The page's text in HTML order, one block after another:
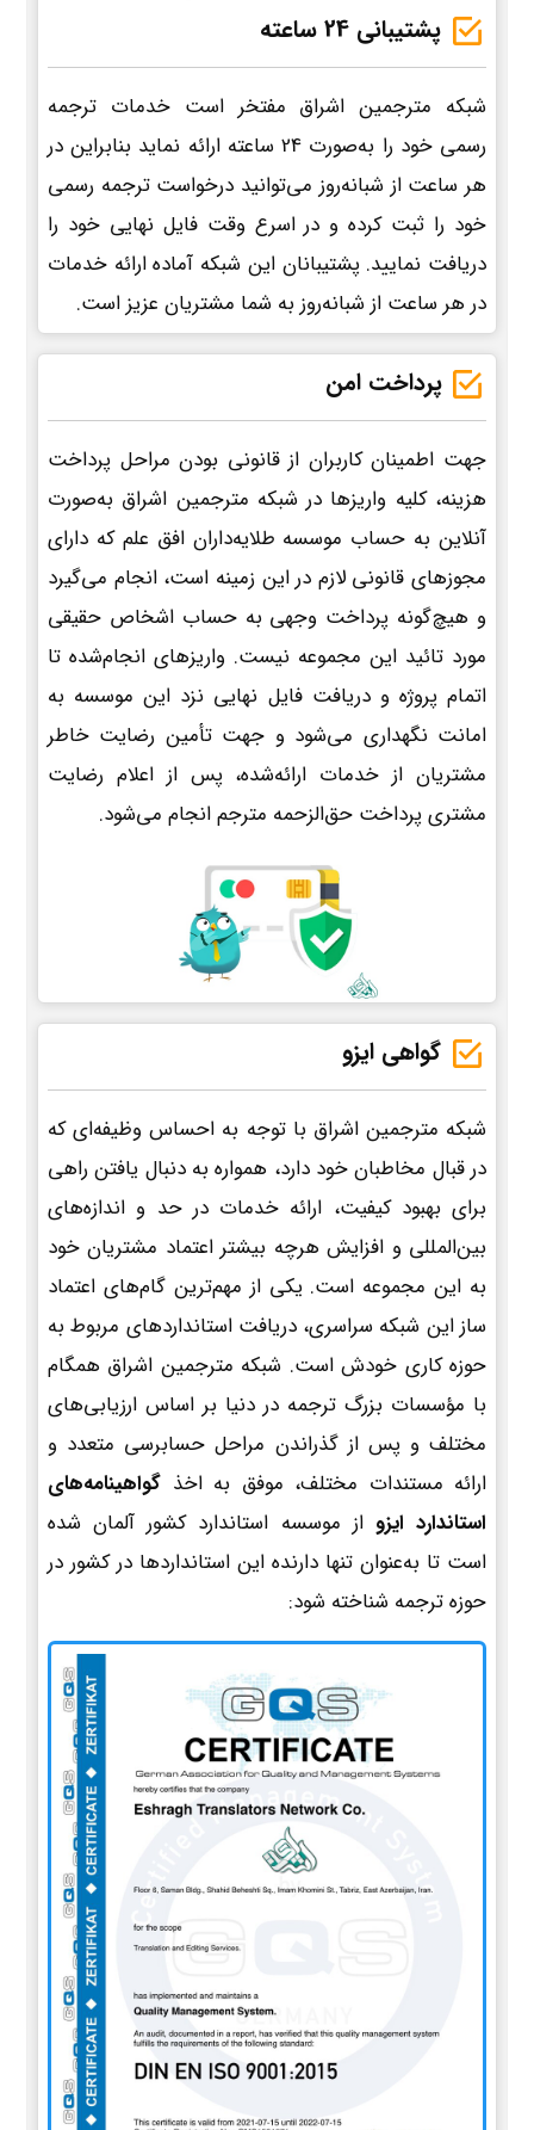
پشتیبانی 24 ساعته
شبکه مترجمین اشراق مفتخر است خدمات ترجمه
رسمی خود را به‌صورت 24 ساعته ارائه نماید بنابراین در
هر ساعت از شبانه‌روز می‌توانید درخواست ترجمه رسمی
خود را ثبت کرده و در اسرع وقت فایل نهایی خود را
دریافت نمایید. پشتیبانان این شبکه آماده ارائه خدمات
در هر ساعت از شبانه‌روز به شما مشتریان عزیز است.
پرداخت امن
جهت اطمینان کاربران از قانونی بودن مراحل پرداخت
هزینه، کلیه واریزها در شبکه مترجمین اشراق به‌صورت
آنلاین به حساب موسسه طلایه‌داران افق علم که دارای
مجوزهای قانونی لازم در این زمینه است، انجام می‌گیرد
و هیچ‌گونه پرداخت وجهی به حساب اشخاص حقیقی
مورد تائید این مجموعه نیست. واریزهای انجام‌شده تا
اتمام پروژه و دریافت فایل نهایی نزد این موسسه به
امانت نگهداری می‌شود و جهت تأمین رضایت خاطر
مشتریان از خدمات ارائه‌شده، پس از اعلام رضایت
مشتری پرداخت حق‌الزحمه مترجم انجام می‌شود.
گواهی ایزو
شبکه مترجمین اشراق با توجه به احساس وظیفه‌ای که
در قبال مخاطبان خود دارد، همواره به دنبال یافتن راهی
برای بهبود کیفیت، ارائه خدمات در حد و اندازه‌های
بین‌المللی و افزایش هرچه بیشتر اعتماد مشتریان خود
به این مجموعه است. یکی از مهم‌ترین گام‌های اعتماد
ساز این شبکه سراسری، دریافت استانداردهای مربوط به
حوزه کاری خودش است. شبکه مترجمین اشراق همگام
با مؤسسات بزرگ ترجمه در دنیا بر اساس ارزیابی‌های
مختلف و پس از گذراندن مراحل حسابرسی متعدد و
ارائه مستندات مختلف، موفق به اخذ گواهینامه‌های
استاندارد ایزو از موسسه استاندارد کشور آلمان شده
است تا به‌عنوان تنها دارنده این استانداردها در کشور در
حوزه ترجمه شناخته شود: